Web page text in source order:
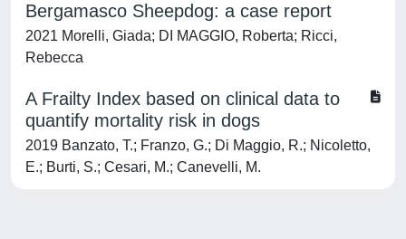
Bergamasco Sheepdog: a case report
2021 Morelli, Giada; DI MAGGIO, Roberta; Ricci,
Rebecca
A Frailty Index based on clinical data to
quantify mortality risk in dogs
2019 Banzato, T.; Franzo, G.; Di Maggio, R.; Nicoletto,
E.; Burti, S.; Cesari, M.; Canevelli, M.